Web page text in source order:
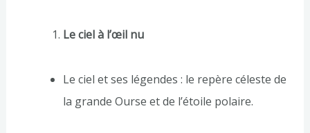
Le ciel à l’œil nu
Le ciel et ses légendes : le repère céleste de
la grande Ourse et de l’étoile polaire.